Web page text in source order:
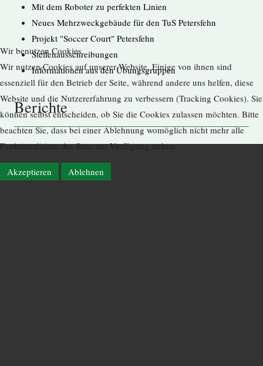
Mit dem Roboter zu perfekten Linien
Neues Mehrzweckgebäude für den TuS Petersfehn
Projekt "Soccer Court" Petersfehn
Stellenausschreibungen
Informationen aus den Übungsgruppen
Berichte
Wir benutzen Cookies
Wir nutzen Cookies auf unserer Website. Einige von ihnen sind
essenziell für den Betrieb der Seite, während andere uns helfen, diese
Website und die Nutzererfahrung zu verbessern (Tracking Cookies). Sie
können selbst entscheiden, ob Sie die Cookies zulassen möchten. Bitte
beachten Sie, dass bei einer Ablehnung womöglich nicht mehr alle
Funktionalitäten der Seite zur Verfügung stehen.
Akzeptieren Ablehnen